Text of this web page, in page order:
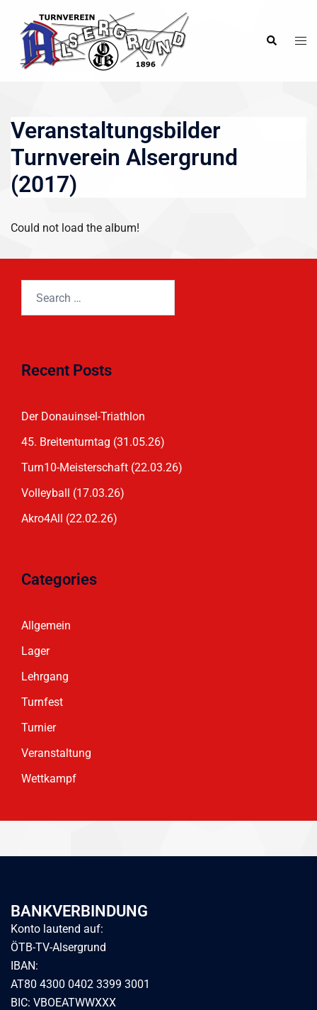
content
Search
Veranstaltungsbilder
Turnverein Alsergrund
(2017)
Could not load the album!
Recent Posts
Der Donauinsel-Triathlon
45. Breitenturntag (31.05.26)
Turn10-Meisterschaft (22.03.26)
Volleyball (17.03.26)
Akro4All (22.02.26)
Categories
Allgemein
Lager
Lehrgang
Turnfest
Turnier
Veranstaltung
Wettkampf
BANKVERBINDUNG
Konto lautend auf:
ÖTB-TV-Alsergrund
IBAN:
AT80 4300 0402 3399 3001
BIC: VBOEATWWXXX